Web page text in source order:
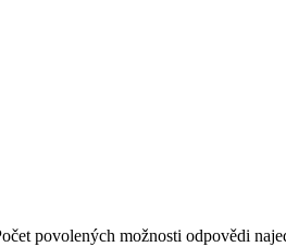
povolených možnosti odpovědi